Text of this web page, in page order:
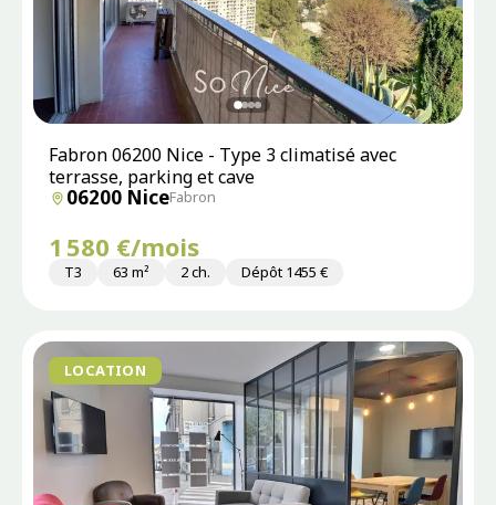
Fabron 06200 Nice - Type 3 climatisé avec
terrasse, parking et cave
06200 NiceFabron
1 580 €/mois
T3 63 m² 2 ch. Dépôt 1455 €
LOCATION